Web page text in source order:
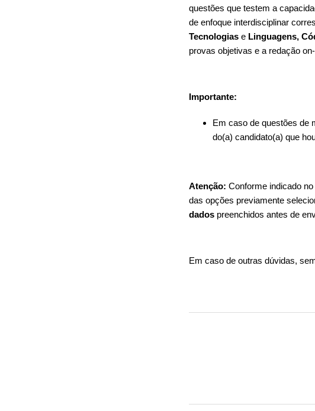
questões que testem a
de enfoque interdisciplinar
Tecnologias e Linguagens,
provas objetivas e a redação
Importante:
Em caso de questões de
do(a) candidato(a) que
Atenção:Conforme indicado
das opções previamente
dados preenchidos antes de
Em caso de outras dúvidas,